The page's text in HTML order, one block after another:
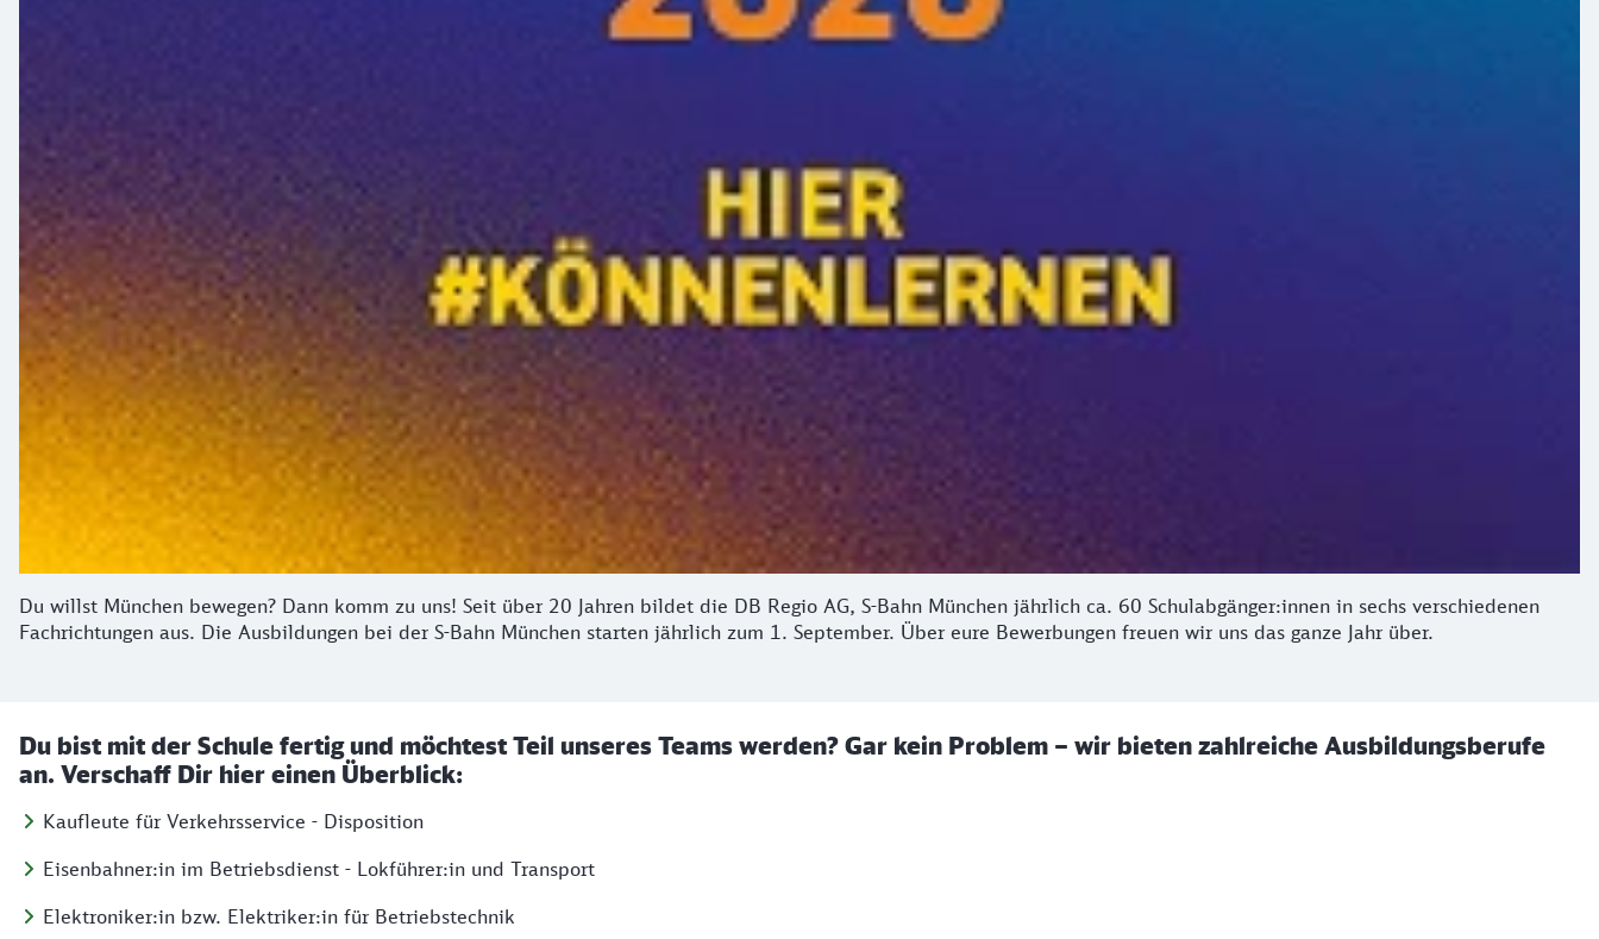
Du willst München bewegen? Dann komm zu uns! Seit über 20 Jahren bildet die DB Regio AG, S-Bahn München jährlich ca. 60 Schulabgänger:innen in sechs verschiedenen
Fachrichtungen aus. Die Ausbildungen bei der S-Bahn München starten jährlich zum 1. September. Über eure Bewerbungen freuen wir uns das ganze Jahr über.
Du bist mit der Schule fertig und möchtest Teil unseres Teams werden? Gar kein Problem – wir bieten zahlreiche Ausbildungsberufe
an. Verschaff Dir hier einen Überblick:
Kaufleute für Verkehrsservice - Disposition
Eisenbahner:in im Betriebsdienst - Lokführer:in und Transport
Elektroniker:in bzw. Elektriker:in für Betriebstechnik